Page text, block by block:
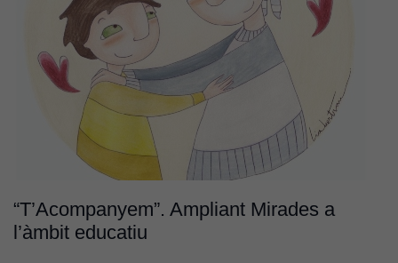
“T’Acompanyem”. Ampliant Mirades a
l’àmbit educatiu